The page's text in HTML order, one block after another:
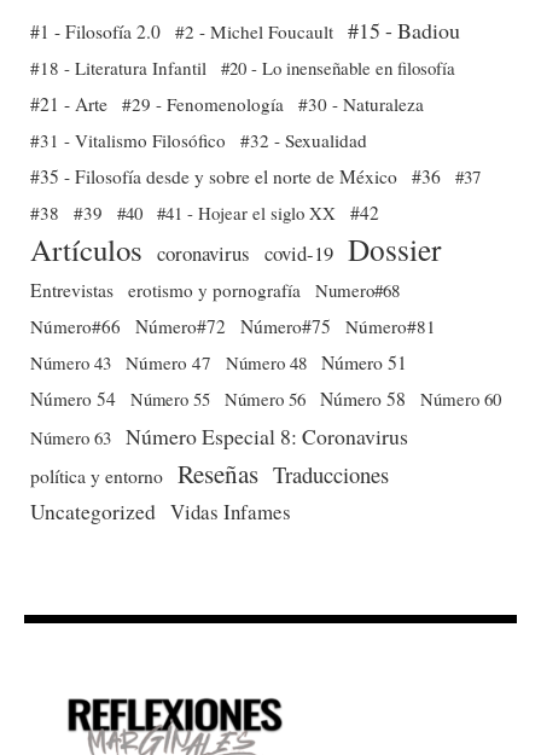
#1 - Filosofía 2.0 #2 - Michel Foucault #15 - Badiou
#18 - Literatura Infantil #20 - Lo inenseñable en filosofía
#21 - Arte #29 - Fenomenología
#30 - Naturaleza
#31 - Vitalismo Filosófico
#32 - Sexualidad
#35 - Filosofía desde y sobre el norte de México #36 #37
#38
#39 #40 #41 - Hojear el siglo XX #42
Artículos coronavirus covid-19 Dossier
Entrevistas erotismo y pornografía
Numero#68
Número#66
Número#72 Número#75
Número#81
Número 43 Número 47 Número 48 Número 51
Número 54 Número 55 Número 56 Número 58
Número 60
Número 63 Número Especial 8: Coronavirus
política y entorno Reseñas Traducciones
Uncategorized Vidas Infames